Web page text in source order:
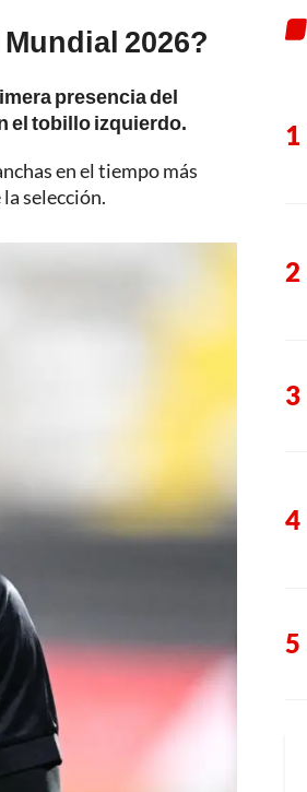
2026?
presencia del
el tobillo izquierdo.
en el tiempo más
selección.